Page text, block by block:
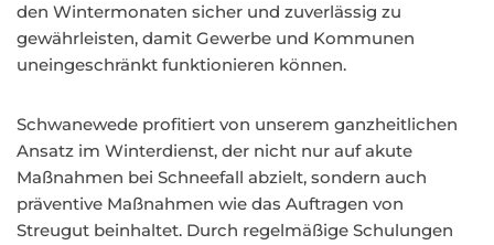
den Wintermonaten sicher und zuverlässig zu
gewährleisten, damit Gewerbe und Kommunen
uneingeschränkt funktionieren können.
Schwanewede profitiert von unserem ganzheitlichen
Ansatz im Winterdienst, der nicht nur auf akute
Maßnahmen bei Schneefall abzielt, sondern auch
präventive Maßnahmen wie das Auftragen von
Streugut beinhaltet. Durch regelmäßige Schulungen